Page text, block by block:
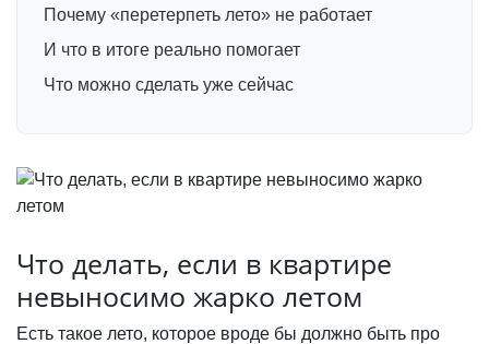
Почему «перетерпеть лето» не работает
И что в итоге реально помогает
Что можно сделать уже сейчас
Что делать, если в квартире
невыносимо жарко летом
Есть такое лето, которое вроде бы должно быть про